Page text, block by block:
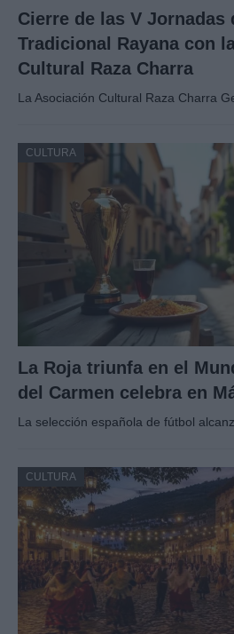
Cierre de las V Jornadas
Tradicional Rayana con
Cultural Raza Charra
La Asociación Cultural Raza Charra
CULTURA
La Roja triunfa en el
del Carmen celebra en
La selección española de fútbol
CULTURA